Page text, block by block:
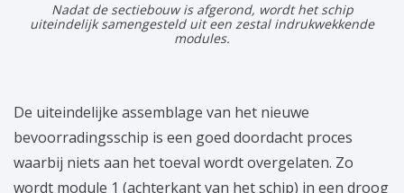
Nadat de sectiebouw is afgerond, wordt het schip
uiteindelijk samengesteld uit een zestal indrukwekkende
modules.
De uiteindelijke assemblage van het nieuwe
bevoorradingsschip is een goed doordacht proces
waarbij niets aan het toeval wordt overgelaten. Zo
wordt module 1 (achterkant van het schip) in een droog